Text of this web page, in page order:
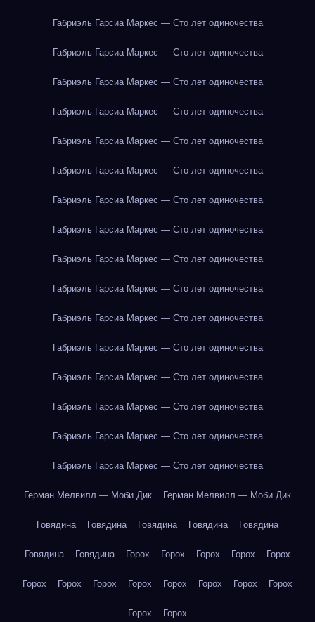
Габриэль Гарсиа Маркес — Сто лет одиночества
Габриэль Гарсиа Маркес — Сто лет одиночества
Габриэль Гарсиа Маркес — Сто лет одиночества
Габриэль Гарсиа Маркес — Сто лет одиночества
Габриэль Гарсиа Маркес — Сто лет одиночества
Габриэль Гарсиа Маркес — Сто лет одиночества
Габриэль Гарсиа Маркес — Сто лет одиночества
Габриэль Гарсиа Маркес — Сто лет одиночества
Габриэль Гарсиа Маркес — Сто лет одиночества
Габриэль Гарсиа Маркес — Сто лет одиночества
Габриэль Гарсиа Маркес — Сто лет одиночества
Габриэль Гарсиа Маркес — Сто лет одиночества
Габриэль Гарсиа Маркес — Сто лет одиночества
Габриэль Гарсиа Маркес — Сто лет одиночества
Габриэль Гарсиа Маркес — Сто лет одиночества
Габриэль Гарсиа Маркес — Сто лет одиночества
Герман Мелвилл — Моби Дик Герман Мелвилл — Моби Дик
Говядина Говядина Говядина Говядина Говядина
Говядина Говядина Горох Горох Горох Горох Горох
Горох Горох Горох Горох Горох Горох Горох Горох
Горох Горох